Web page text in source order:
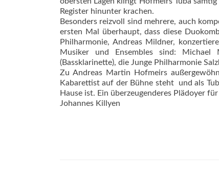
Register hinunter krachen.
Besonders reizvoll sind mehrere, auch
ersten Mal überhaupt, dass diese
Philharmonie, Andreas Mildner,
Musiker und Ensembles sind: Michael
(Bassklarinette), die Junge Philharmonie
Zu Andreas Martin Hofmeirs
Kabarettist auf der Bühne steht  und als
Hause ist. Ein überzeugenderes Plädoyer
Johannes Killyen